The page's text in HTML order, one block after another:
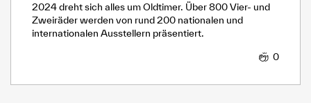
2024 dreht sich alles um Oldtimer. Über 800 Vier- und
Zweiräder werden von rund 200 nationalen und
internationalen Ausstellern präsentiert.
0